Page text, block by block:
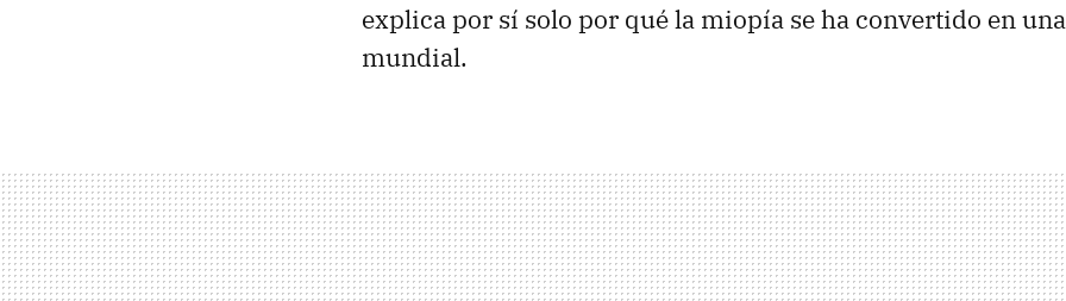
explica por sí solo por qué la miopía se ha convertido en
mundial.